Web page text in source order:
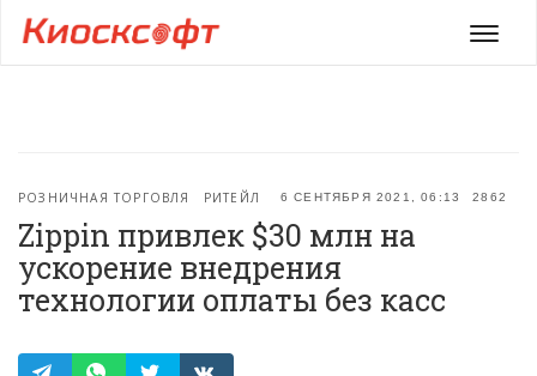
Меню
6 СЕНТЯБРЯ 2021, 06:13 2862
РОЗНИЧНАЯ ТОРГОВЛЯ РИТЕЙЛ
Zippin привлек $30 млн на
ускорение внедрения
технологии оплаты без касс